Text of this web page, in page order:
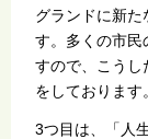
グランドに新た
す。多くの市民
すので、こうし
をしております。
3つ目は、「人